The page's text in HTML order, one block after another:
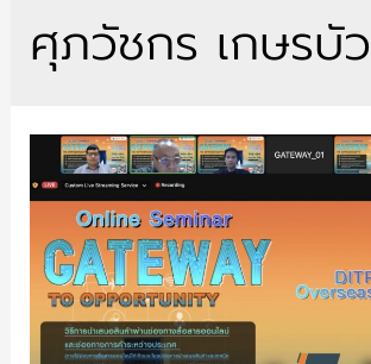
ศุภวัชกร เกษรบัว